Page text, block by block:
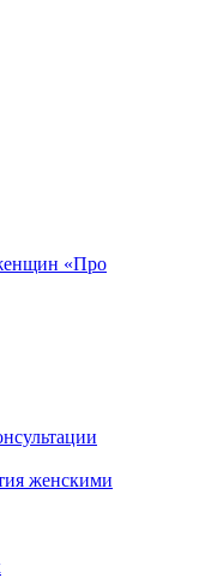
«Про
женскими